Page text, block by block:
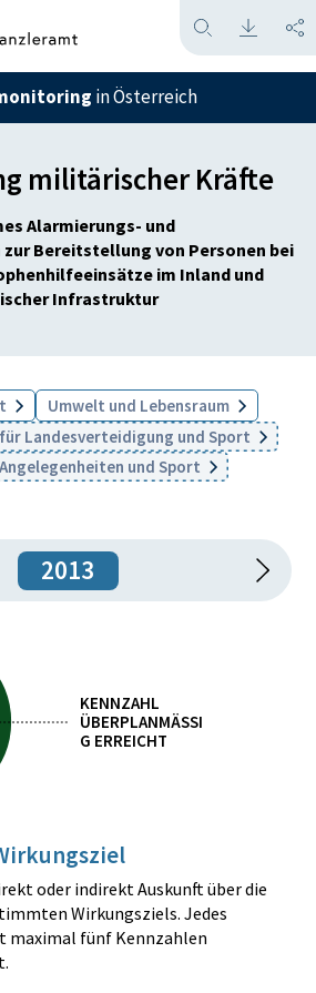
in Österreich
militärischer Kräfte
Alarmierungs- und
Bereitstellung von Personen bei
im Inland und
Infrastruktur
Umwelt und Lebensraum
Landesverteidigung und Sport
und Sport
2013
KENNZAHL
ÜBERPLANMÄSSIG
ERREICHT
oder indirekt Auskunft über die
Wirkungsziels. Jedes
maximal fünf Kennzahlen